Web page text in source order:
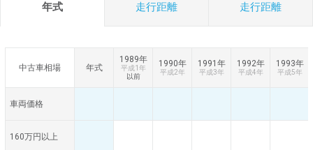
年式
走行距離
走行距離
中古車相場 年式
1989年
平成1年
以前
1990年
平成2年
1991年
平成3年
1992年
平成4年
1993年
平成5年
車両価格
160万円以上